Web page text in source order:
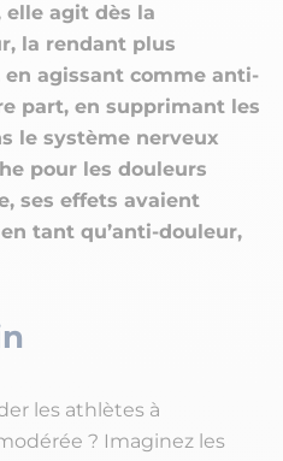
agit dès la
la rendant plus
en agissant comme anti-
part, en supprimant les
le système nerveux
pour les douleurs
ses effets avaient
tant qu’anti-douleur,
les athlètes à
? Imaginez les